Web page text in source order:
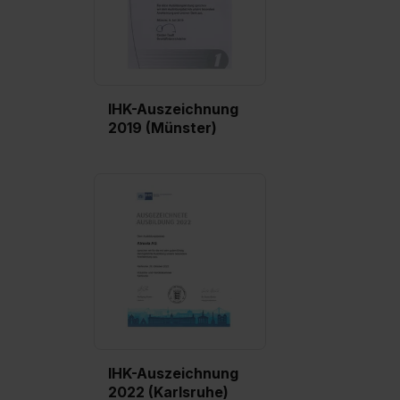
IHK-Auszeichnung
2019 (Münster)
IHK-Auszeichnung
2022 (Karlsruhe)